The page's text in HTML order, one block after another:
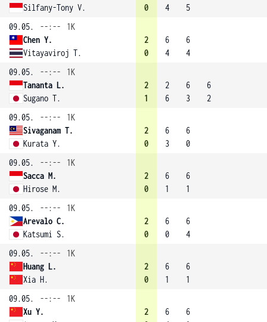
Silfany-Tony V.
0
4
5
09.05.
--:--
1K
Chen Y.
Vitayaviroj T.
2
0
6
4
6
4
09.05.
--:--
1K
Tananta L.
Sugano T.
2
1
2
6
6
3
6
2
09.05.
--:--
1K
Sivaganam T.
Kurata Y.
2
0
6
3
6
0
09.05.
--:--
1K
Sacca M.
Hirose M.
2
0
6
1
6
1
09.05.
--:--
1K
Arevalo C.
Katsumi S.
2
0
6
0
6
4
09.05.
--:--
1K
Huang L.
Xia H.
2
0
6
1
6
1
09.05.
--:--
1K
Xu Y.
2
6
6